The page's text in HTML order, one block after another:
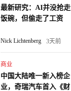
最新研究：AI并没抢走
饭碗，但偷走了工资
Nick Lichtenberg 3天前
商业
中国大陆唯一新入榜企
业，奇瑞汽车首入《财